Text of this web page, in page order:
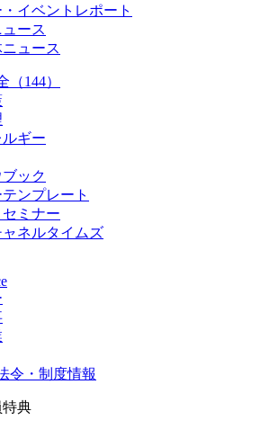
イベントレポート
ース
ュース
144）
ギー
ブック
ンプレート
ミナー
ネルタイムズ
令・制度情報
典